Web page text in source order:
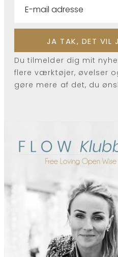
Du tilmelder dig mit
flere værktøjer, øvelser
gøre mere af det, du